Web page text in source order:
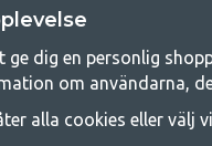
erbjuder vi riktigt bra
dig en personlig
om användarna,
alla cookies eller välj